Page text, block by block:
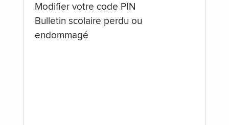
Modifier votre code PIN
Bulletin scolaire perdu ou
endommagé